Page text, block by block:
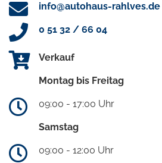
info@autohaus-rahlves.de
0 51 32 / 66 04
Verkauf
Montag bis Freitag
09:00 - 17:00 Uhr
Samstag
09:00 - 12:00 Uhr